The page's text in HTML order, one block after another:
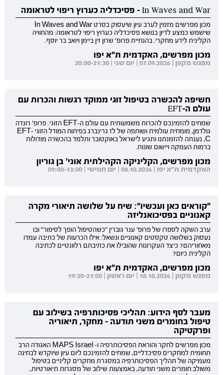
In Waves and War - פסיכדליה כערוץ ריפוי לטראומה
מכון מפרשים מזמין לערב עיון שיעסוק בסרט In Waves and War
שישמש כמצע לדיון בנושא פסיכדליה כערוץ ריפוי לטראומה: מהחוויה
הקלינית לידע מחקרי. בהנחיית פרופ' שרון זין ביימן ויואב בר יוסף.
מכון מפרשים, האקדמית ת"א יפו
מפגש מקוון | 07.09.2026 | יום שני | 20:00-21:30
חשיפה להכשרה בטיפול זוגי ממוקד רגשות והכרות עם
עולם ה-EFT
שמחים להזמינכם להכרות משמעותית עם עולם ה-EFT הזוגי. פרופ' רונדה
גולדמן, מומחית עולמית ושותפה של לז גרינברג בפיתוח המודל הזוגי EFT-
C, נענתה להזמנתנו ותגיע לישראל באוקטובר ותלמד בהכשרה מודולות
ברמות העמקה ויישום שונות.
מכון מפרשים, הקליניקה הקהילתית אוני' בן גוריון
האקדמית ת"א יפו | 08.10.2026 | יום חמישי | 09:00-13:00
"קוראים כאן ועכשיו": שיח על שלושה תיאורי מקרה
קאנוניים בפסיכואנליזה
ערב השקה לספרו של פרופ' ענר גוברין "כשהטיפול הופך לסיפור" ובו
נעסוק בשלושה טקסטים קאנוניים ונשאל: אילו הכרעות של כתיבה עמדו
מאחוריהם? כיצד העקרונות שהובילו את כתיבתם רלוונטיים לכתיבה
הקלינית כיום?
מכון מפרשים, האקדמית ת"א יפו
מפגש מקוון | 18.10.2026 | יום ראשון | 19:30-21:00
מעבר לסף הידוע: תהליכי פסיכותרפיה בשילוב עם
טיפול בחומרים משני תודעה - מחקר, תיאוריה
ופרקטיקה
מכון מפרשים לחקר והוראת הפסיכותרפיה ו- MAPS Israel האגודה הרב
תחומית למחקרים פסיכדליים, שמחים להזמינכם ליום עיון שיוקדש לבחינה
מעמיקה של תהליך הפסיכותרפיה במסגרת מחקרים קליניים בטיפול
משולב חומרים משני תודעה, באמצעות שילוב של מסגרות תיאורטיות,